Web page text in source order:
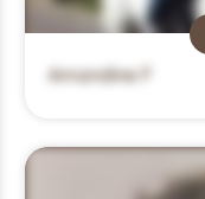
Amandine F